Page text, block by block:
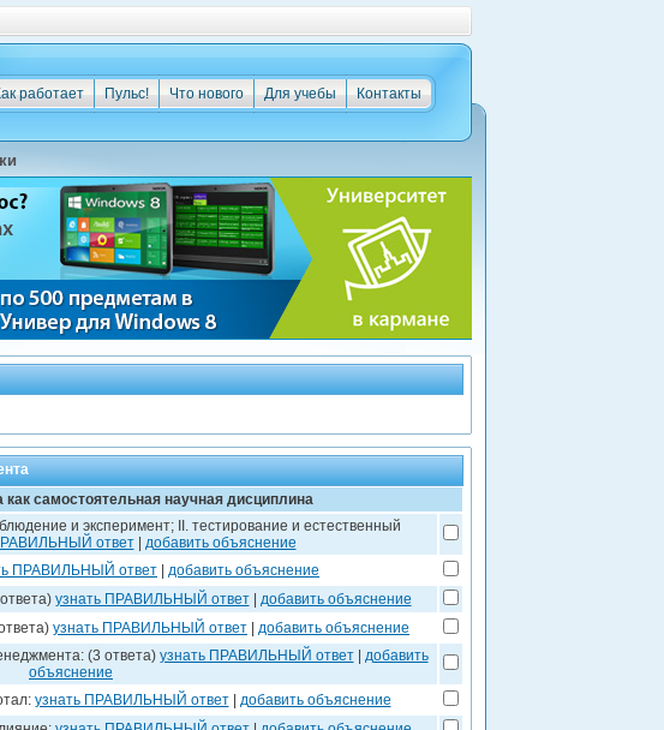
Контакты
Для учебы
Что нового
Пульс!
работает
самостоятельная научная дисциплина
и эксперимент; II. тестирование и естественный
ответ| добавить объяснение
ПРАВИЛЬНЫЙ ответ
добавить объяснение
узнать ПРАВИЛЬНЫЙ ответ| добавить объяснение
узнать ПРАВИЛЬНЫЙ ответ добавить объяснение
(3 ответа) узнать ПРАВИЛЬНЫЙ ответ| добавить
объяснение
узнать ПРАВИЛЬНЫЙ ответ| добавить объяснение